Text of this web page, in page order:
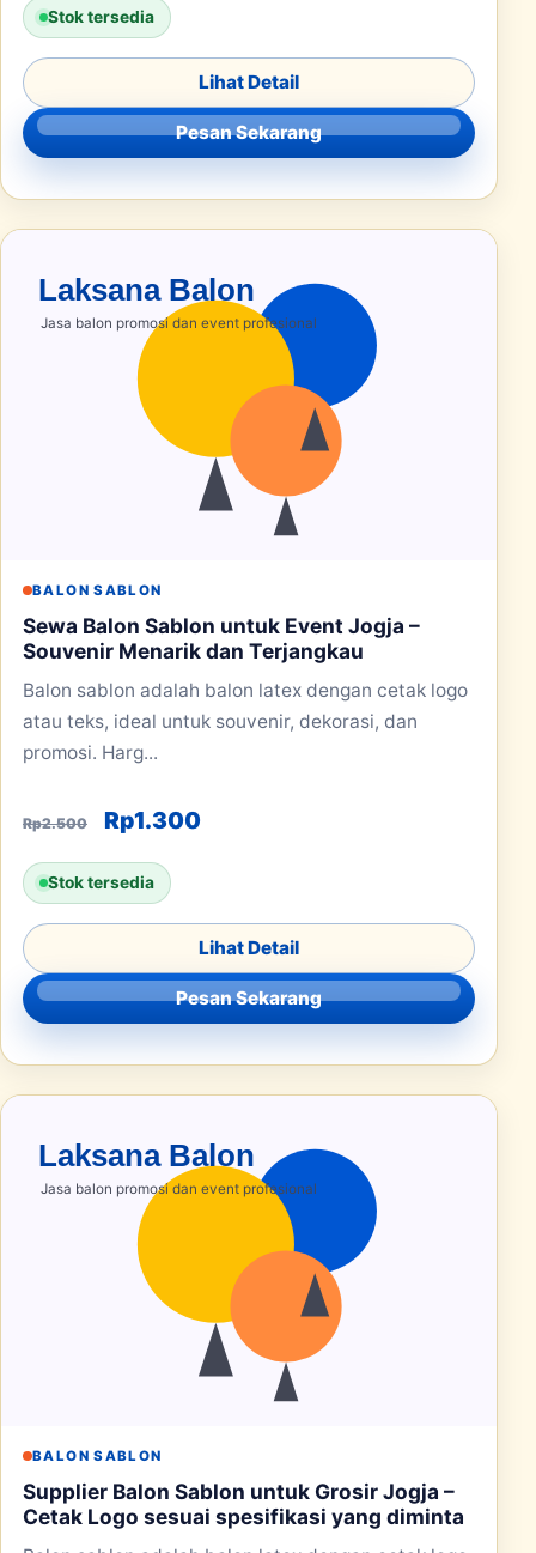
Stok tersedia
Lihat Detail
Pesan Sekarang
BALON SABLON
Sewa Balon Sablon untuk Event Jogja –
Souvenir Menarik dan Terjangkau
Balon sablon adalah balon latex dengan cetak logo
atau teks, ideal untuk souvenir, dekorasi, dan
promosi. Harg...
Rp2.500 Harga aslinya adalah: Rp2.500.
Rp1.300Harga saat ini adalah:
Stok tersedia
Lihat Detail
Pesan Sekarang
BALON SABLON
Supplier Balon Sablon untuk Grosir Jogja –
Cetak Logo sesuai spesifikasi yang diminta